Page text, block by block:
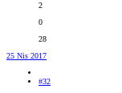
2
0
28
25 Nis 2017
#32